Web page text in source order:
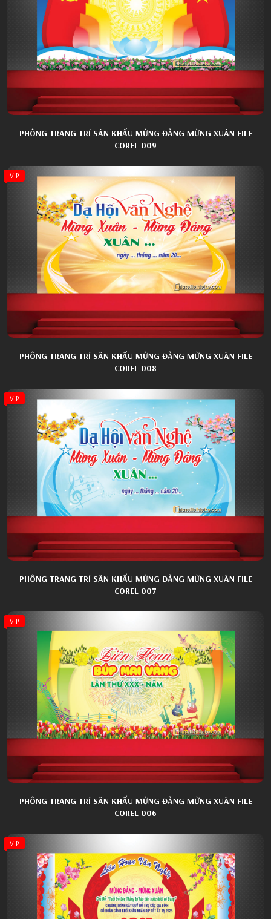
PHÔNG TRANG TRÍ SÂN KHẤU MỪNG ĐẢNG MỪNG XUÂN FILE
COREL 009
VIP
PHÔNG TRANG TRÍ SÂN KHẤU MỪNG ĐẢNG MỪNG XUÂN FILE
COREL 008
VIP
PHÔNG TRANG TRÍ SÂN KHẤU MỪNG ĐẢNG MỪNG XUÂN FILE
COREL 007
VIP
PHÔNG TRANG TRÍ SÂN KHẤU MỪNG ĐẢNG MỪNG XUÂN FILE
COREL 006
VIP